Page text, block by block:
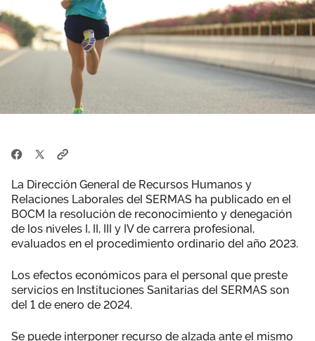
La Dirección General de Recursos Humanos y
Relaciones Laborales del SERMAS ha publicado en el
BOCM la resolución de reconocimiento y denegación
de los niveles I, II, III y IV de carrera profesional,
evaluados en el procedimiento ordinario del año 2023.
Los efectos económicos para el personal que preste
servicios en Instituciones Sanitarias del SERMAS son
del 1 de enero de 2024.
Se puede interponer recurso de alzada ante el mismo